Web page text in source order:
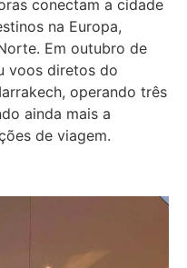
conectam a cidade
na Europa,
Em outubro de
voos diretos do
operando três
ainda mais a
de viagem.